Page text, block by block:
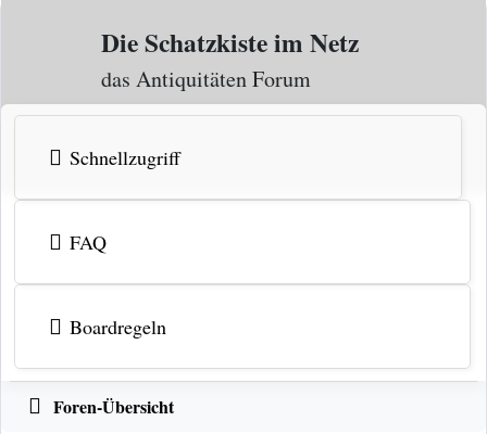
Zum Inhalt
Die Schatzkiste im Netz
das Antiquitäten Forum
Schnellzugriff
FAQ
Boardregeln
Foren-Übersicht